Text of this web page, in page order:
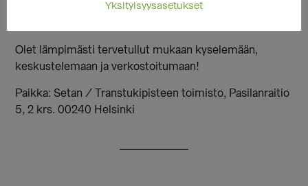
klo 15.30-15.45 Sukupuoli-identiteettityön tuki nuorilla
Olet lämpimästi tervetullut mukaan kyselemään,
keskustelemaan ja verkostoitumaan!
Paikka: Setan / Transtukipisteen toimisto, Pasilanraitio
5, 2 krs. 00240 Helsinki
Yksityisyysasetukset